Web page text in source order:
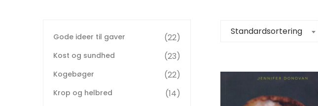
Standardsortering
Gode ideer til gaver 22
Kost og sundhed 23
Kogebøger 22
Krop og helbred 14